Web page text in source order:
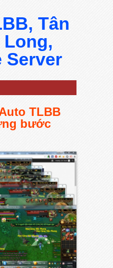
Tân
Server
TLBB
bước